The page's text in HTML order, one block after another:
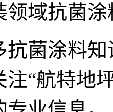
领域抗菌
抗菌涂料
注“航特地